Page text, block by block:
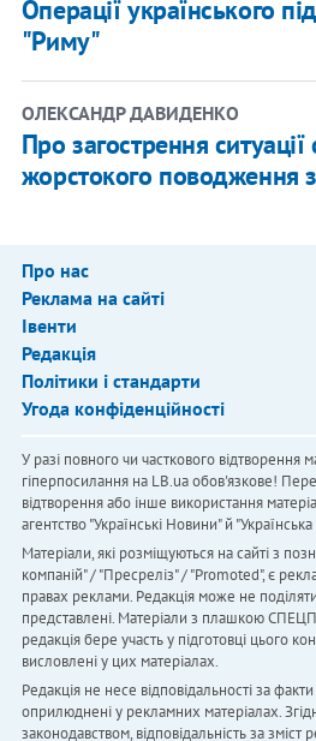
Операції українського
"Риму"
ОЛЕКСАНДР ДАВИДЕНКО
Про загострення ситуації
жорстокого поводження
Про нас
Реклама на сайті
Івенти
Редакція
Політики і стандарти
Угода конфіденційності
У разі повного чи часткового відтворення
гіперпосилання на LB.ua обов'язкове!
відтворення або інше використання
агентство "Українськi Новини" й
Матеріали, які розміщуються на сайті з
компаній" / "Пресреліз" / "Promoted", є
правах реклами. Редакція може не
представлені. Матеріали з плашкою
редакція бере участь у підготовці цього
висловлені у цих матеріалах.
Редакція не несе відповідальності за
оприлюднені у рекламних матеріалах.
законодавством, відповідальність за